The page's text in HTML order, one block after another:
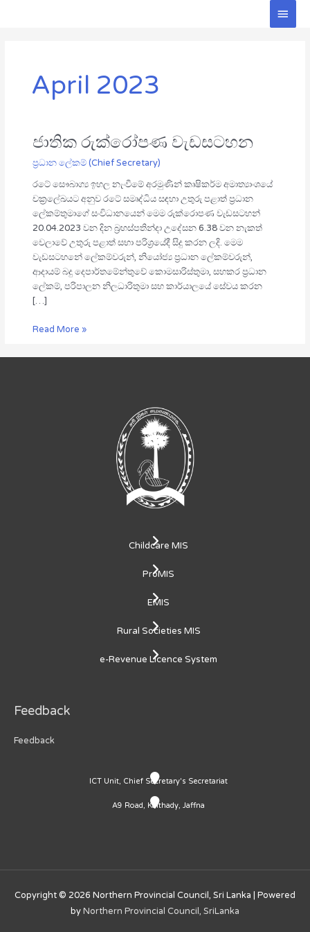
Main
April 2023
ජාතික රුක්රෝපණ වැඩසටහන
ප්‍රධාන ලේකම් (Chief Secretary)
රටේ සෞබාග්‍ය ඉහල නැංවීමේ අරමුණින් කෘෂිකර්ම අමාත්‍යාංශයේ
චක්‍රලේඛයට අනුව රටේ සමෘද්ධිය සඳහා උතුරු පළාත් ප්‍රධාන
ලේකම්තුමාගේ සංවිධානයෙන් මෙම රුක්රොපණ වැඩසටහන්
20.04.2023 වන දින බ්‍රහස්පතින්දා උදේසන 6.38 වන නැකත්
වෙලාවේ උතුරු පළාත් සභා පරිශ්‍රයේදී සිදු කරන ලදි. මෙම
වැඩසටහනේ ලේකම්වරුන්, නියෝජ්‍ය ප්‍රධාන ලේකම්වරුන්,
ආදායම් බදු දෙපාර්තමේන්තුවේ කොමසාරිස්තුමා, සහකර ප්‍රධාන
ලේකම්, පරිපාලන නිලධාරිතුමා සහ කාර්යාලයේ සේවය කරන
[…]
ජාතික
වැඩසටහන
Read More »
Childcare MIS
ProMIS
EMIS
Rural Societies MIS
e-Revenue Licence System
Feedback
Feedback
ICT Unit, Chief Secretary's Secretariat
A9 Road, Kaithady, Jaffna
Copyright © 2026 Northern Provincial Council, Sri Lanka | Powered
byNorthern Provincial Council, SriLanka